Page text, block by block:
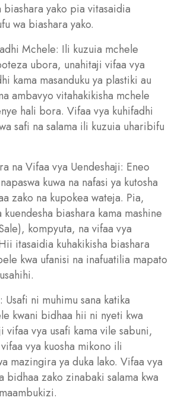
yako pia vitasaidia
wa biashara yako.
Mchele: Ili kuzuia mchele
ubora, unahitaji vifaa vya
kama masanduku ya plastiki au
ambavyo vitahakikisha mchele
hali bora. Vifaa vya kuhifadhi
safi na salama ili kuzuia uharibifu
na Vifaa vya Uendeshaji: Eneo
kuwa na nafasi ya kutosha
zako na kupokea wateja. Pia,
biashara kama mashine
kompyuta, na vifaa vya
itasaidia kuhakikisha biashara
kwa ufanisi na inafuatilia mapato
ni muhimu sana katika
kwani bidhaa hii ni nyeti kwa
vifaa vya usafi kama vile sabuni,
vya kuosha mikono ili
mazingira ya duka lako. Vifaa vya
bidhaa zako zinabaki salama kwa